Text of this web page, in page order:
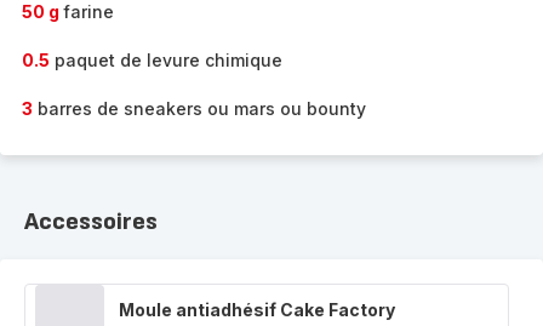
50 g farine
0.5 paquet de levure chimique
3 barres de sneakers ou mars ou bounty
Accessoires
Moule antiadhésif Cake Factory